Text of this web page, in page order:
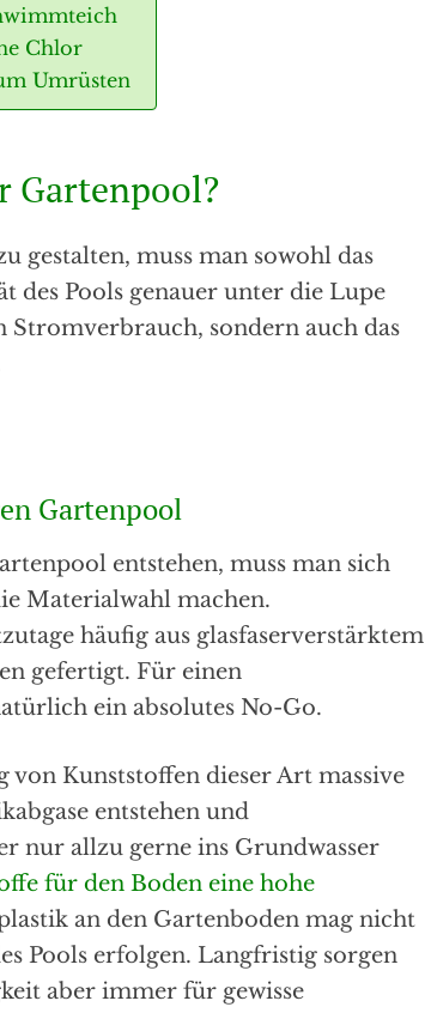
Chlor
Umrüsten
Gartenpool?
gestalten, muss man sowohl das
des Pools genauer unter die Lupe
sondern auch das
Gartenpool
entstehen, muss man sich
Materialwahl machen.
häufig aus glasfaserverstärktem
gefertigt. Für einen
ein absolutes No-Go.
Kunststoffen dieser Art massive
entstehen und
nur allzu gerne ins Grundwasser
für den Boden eine hohe
an den Gartenboden mag nicht
Pools erfolgen. Langfristig sorgen
aber immer für gewisse